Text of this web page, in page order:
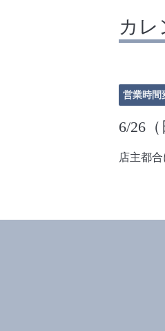
カレ
営業時間
6/26
店主都